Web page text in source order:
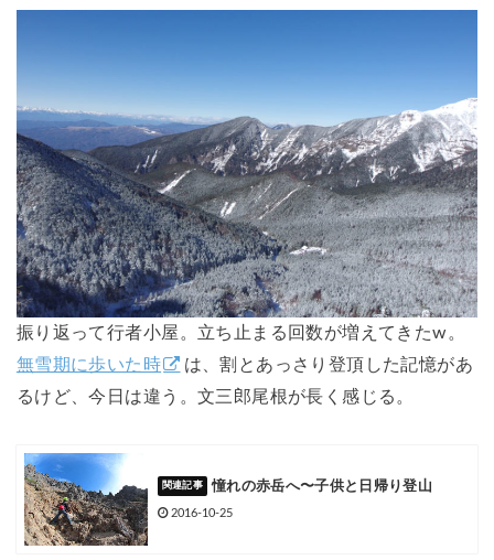
振り返って行者小屋。立ち止まる回数が増えてきたw。
無雪期に歩いた時
は、割とあっさり登頂した記憶があ
るけど、今日は違う。文三郎尾根が長く感じる。
憧れの赤岳へ〜子供と日帰り登山
2016-10-25